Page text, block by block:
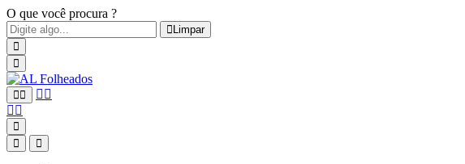
O que você procura ?
Limpar